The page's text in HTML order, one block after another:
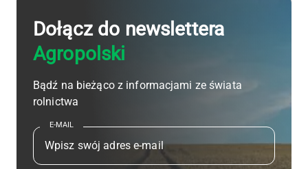
Dołącz do newslettera
Agropolski
Bądź na bieżąco z informacjami ze świata
rolnictwa
E-MAIL